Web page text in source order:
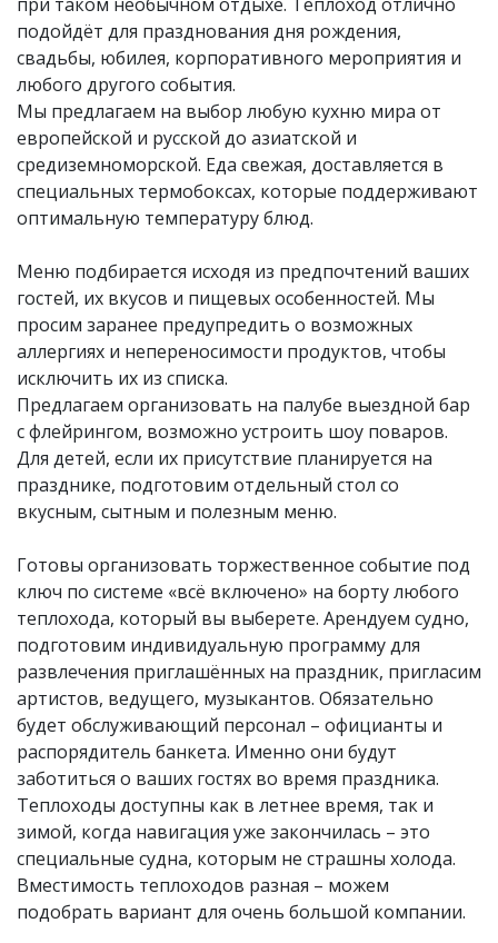
подойдёт для празднования дня рождения,
свадьбы, юбилея, корпоративного мероприятия и
любого другого события.
Мы предлагаем на выбор любую кухню мира от
европейской и русской до азиатской и
средиземноморской. Еда свежая, доставляется в
специальных термобоксах, которые поддерживают
оптимальную температуру блюд.
Меню подбирается исходя из предпочтений ваших
гостей, их вкусов и пищевых особенностей. Мы
просим заранее предупредить о возможных
аллергиях и непереносимости продуктов, чтобы
исключить их из списка.
Предлагаем организовать на палубе выездной бар
с флейрингом, возможно устроить шоу поваров.
Для детей, если их присутствие планируется на
празднике, подготовим отдельный стол со
вкусным, сытным и полезным меню.
Готовы организовать торжественное событие под
ключ по системе «всё включено» на борту любого
теплохода, который вы выберете. Арендуем судно,
подготовим индивидуальную программу для
развлечения приглашённых на праздник, пригласим
артистов, ведущего, музыкантов. Обязательно
будет обслуживающий персонал – официанты и
распорядитель банкета. Именно они будут
заботиться о ваших гостях во время праздника.
Теплоходы доступны как в летнее время, так и
зимой, когда навигация уже закончилась – это
специальные судна, которым не страшны холода.
Вместимость теплоходов разная – можем
подобрать вариант для очень большой компании.